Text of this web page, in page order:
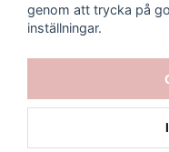
genom att trycka på
inställningar.